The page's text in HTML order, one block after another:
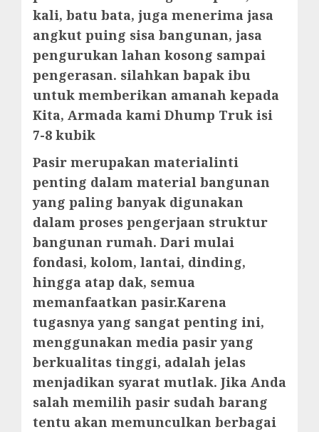
kali, batu bata, juga menerima jasa
angkut puing sisa bangunan, jasa
pengurukan lahan kosong sampai
pengerasan. silahkan bapak ibu
untuk memberikan amanah kepada
Kita, Armada kami Dhump Truk isi
7-8 kubik
Pasir merupakan materialinti
penting dalam material bangunan
yang paling banyak digunakan
dalam proses pengerjaan struktur
bangunan rumah. Dari mulai
fondasi, kolom, lantai, dinding,
hingga atap dak, semua
memanfaatkan pasir.Karena
tugasnya yang sangat penting ini,
menggunakan media pasir yang
berkualitas tinggi, adalah jelas
menjadikan syarat mutlak. Jika Anda
salah memilih pasir sudah barang
tentu akan memunculkan berbagai